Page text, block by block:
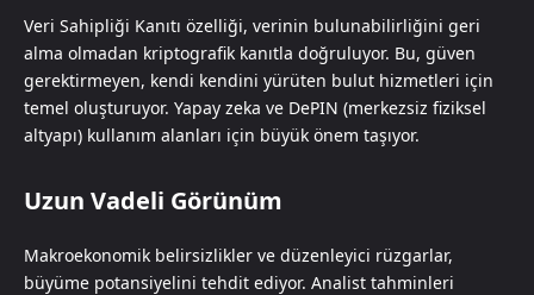
Veri Sahipliği Kanıtı özelliği, verinin bulunabilirliğini geri
alma olmadan kriptografik kanıtla doğruluyor. Bu, güven
gerektirmeyen, kendi kendini yürüten bulut hizmetleri için
temel oluşturuyor. Yapay zeka ve DePIN (merkezsiz fiziksel
altyapı) kullanım alanları için büyük önem taşıyor.
Uzun Vadeli Görünüm
Makroekonomik belirsizlikler ve düzenleyici rüzgarlar,
büyüme potansiyelini tehdit ediyor. Analist tahminleri